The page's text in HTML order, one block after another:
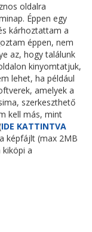
oldalra
Éppen egy
kárhoztattam a
éppen, nem
az, hogy találunk
kinyomtatjuk,
lehet, ha például
amelyek a
szerkeszthető
kell más, mint
IDE KATTINTVA
képfájlt (max 2MB
a